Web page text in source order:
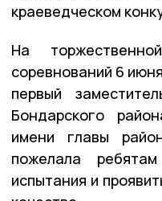
краеведческом
На
соревнований 6
первый
Бондарского
имени главы
пожелала
испытания и